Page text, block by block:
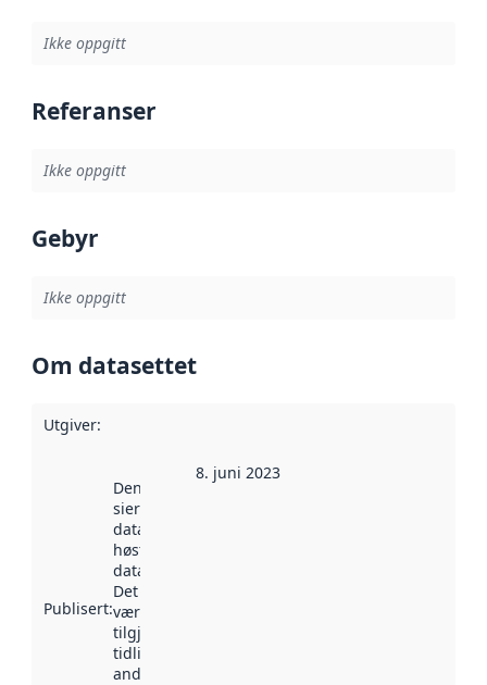
Ikke oppgitt
Referanser
Ikke oppgitt
Gebyr
Ikke oppgitt
Om datasettet
Utgiver:
Publisert:
Denne datoen
sier når
datasettet ble
høstet av
data.norge.no.
Det kan ha
vært
tilgjengelig
tidligere
andre steder.
8. juni 2023